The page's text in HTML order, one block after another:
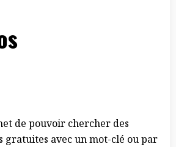
de pouvoir chercher des
gratuites avec un mot-clé ou par